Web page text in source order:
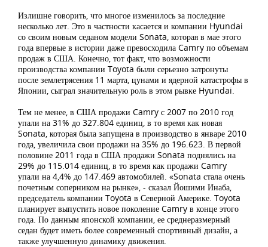
Излишне говорить, что многое изменилось за последние
несколько лет. Это в частности касается и компании Hyundai
со своим новым седаном модели Sonata, которая в мае этого
года впервые в истории даже превосходила Camry по объемам
продаж в США. Конечно, тот факт, что возможности
производства компании Toyota были серьезно затронуты
после землетрясения 11 марта, цунами и ядерной катастрофы в
Японии, сыграл значительную роль в этом рывке Hyundai.
Тем не менее, в США продажи Camry с 2007 по 2010 год
упали на 31% до 327.804 единиц, в то время как новая
Sonata, которая была запущена в производство в январе 2010
года, увеличила свои продажи на 35% до 196.623. В первой
половине 2011 года в США продажи Sonata поднялись на
29% до 115.014 единиц, в то время как продажи Camry
упали на 4,4% до 147.469 автомобилей. «Sonata стала очень
почетным соперником на рынке», - сказал Йошими Инаба,
председатель компании Toyota в Северной Америке. Toyota
планирует выпустить новое поколение Camry в конце этого
года. По данным японской компании, ее среднеразмерный
седан будет иметь более современный спортивный дизайн, а
также улучшенную динамику движения.